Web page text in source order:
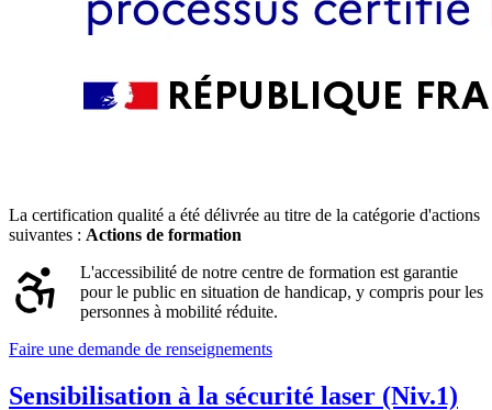
La certification qualité a été délivrée au titre de la catégorie d'actions
suivantes : Actions de formation
L'accessibilité de notre centre de formation est garantie
pour le public en situation de handicap, y compris pour les
personnes à mobilité réduite.
Faire une demande de renseignements
Sensibilisation à la sécurité laser (Niv.1)